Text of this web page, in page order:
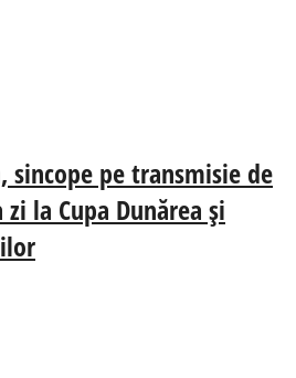
sincope pe transmisie de
la Cupa Dunărea și